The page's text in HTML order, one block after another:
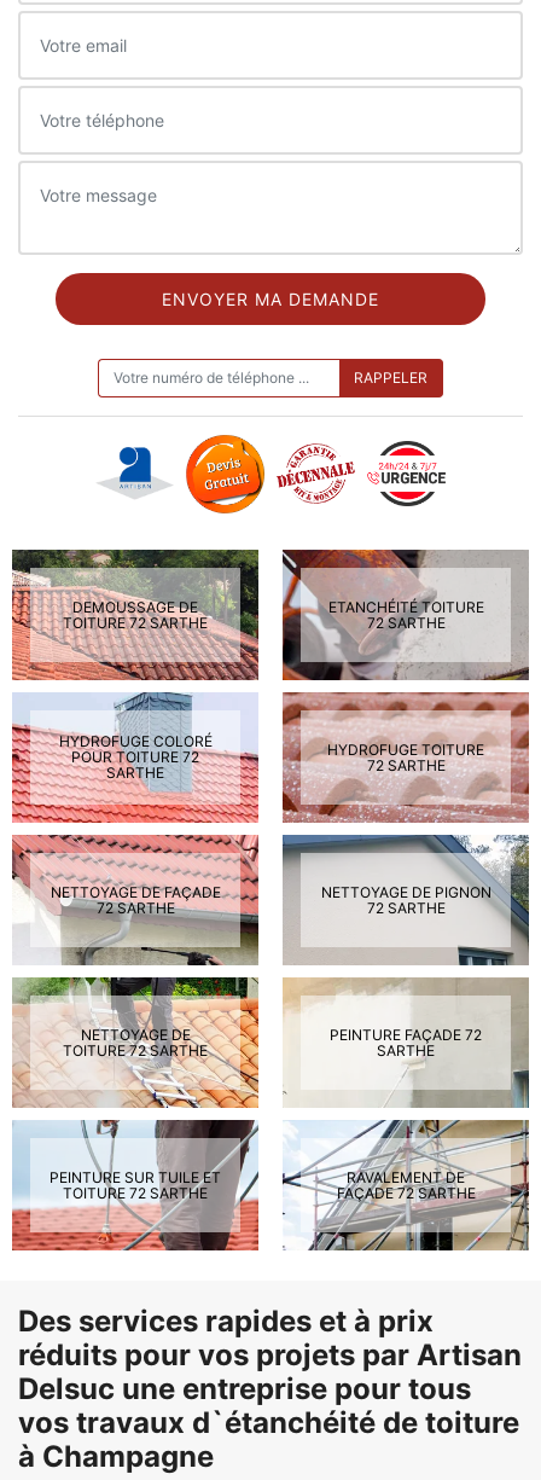
DEMOUSSAGE DE
TOITURE 72 SARTHE
ETANCHÉITÉ TOITURE
72 SARTHE
HYDROFUGE COLORÉ
POUR TOITURE 72
SARTHE
HYDROFUGE TOITURE
72 SARTHE
NETTOYAGE DE FAÇADE
72 SARTHE
NETTOYAGE DE PIGNON
72 SARTHE
NETTOYAGE DE
TOITURE 72 SARTHE
PEINTURE FAÇADE 72
SARTHE
PEINTURE SUR TUILE ET
TOITURE 72 SARTHE
RAVALEMENT DE
FAÇADE 72 SARTHE
Des services rapides et à prix
réduits pour vos projets par Artisan
Delsuc une entreprise pour tous
vos travaux d`étanchéité de toiture
à Champagne